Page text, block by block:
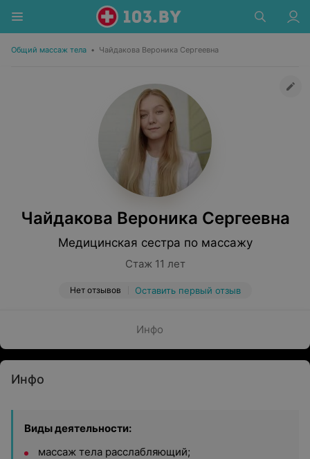
Общий массаж тела • Чайдакова Вероника Сергеевна
Чайдакова Вероника Сергеевна
Медицинская сестра по массажу
Стаж 11 лет
Нет отзывов Оставить первый отзыв
Инфо
Инфо
Виды деятельности:
массаж тела расслабляющий;